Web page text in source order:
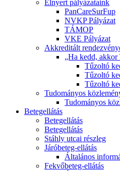
Elnyert pályázataink
PanCareSurFup
NVKP Pályázat
TÁMOP
VKE Pályázat
Akkreditált
„Ha kedd,
Tűzoltó
Tűzoltó
Tűzoltó
Tudományos
Tudományos
Betegellátás
Betegellátás
Betegellátás
Stáhly utcai részleg
Járóbeteg-ellátás
Általános
Fekvőbeteg-ellátás